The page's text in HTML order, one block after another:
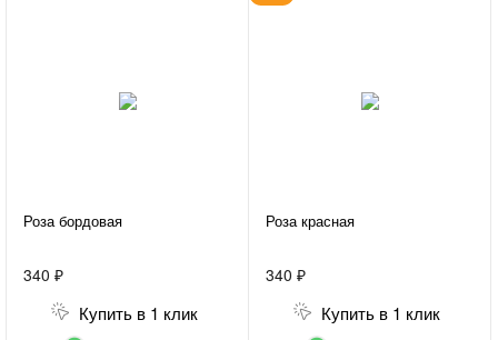
Роза бордовая
340 ₽
Купить в 1 клик
Роза красная
340 ₽
Купить в 1 клик